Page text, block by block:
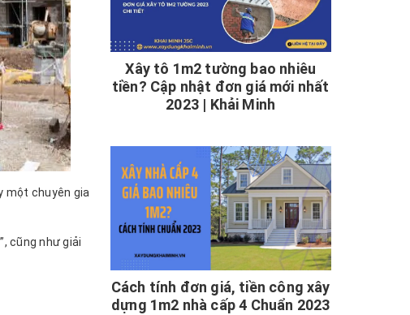
một chuyên gia
”, cũng như giải
Xây tô 1m2 tường bao nhiêu
tiền? Cập nhật đơn giá mới nhất
2023 | Khải Minh
Cách tính đơn giá, tiền công xây
dựng 1m2 nhà cấp 4 Chuẩn 2023